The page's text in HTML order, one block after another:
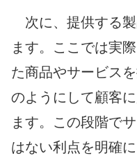
次に、提供する製
ます。ここでは実
た商品やサービス
のようにして顧客
ます。この段階で
はない利点を明確